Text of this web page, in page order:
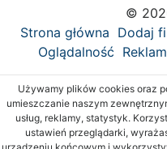
©
Strona główna Dodaj
Oglądalność
Używamy plików cookies oraz
umieszczanie naszym
usług, reklamy, statystyk.
ustawień przeglądarki,